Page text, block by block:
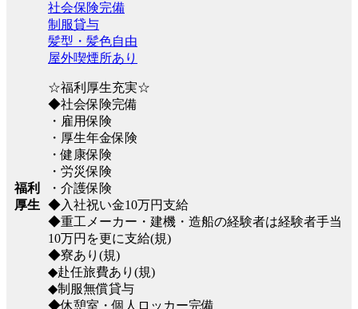
福利
厚生
社会保険完備
制服貸与
髪型・髪色自由
屋外喫煙所あり
☆福利厚生充実☆
◆社会保険完備
・雇用保険
・厚生年金保険
・健康保険
・労災保険
・介護保険
◆入社祝い金10万円支給
◆重工メーカー・建機・造船の経験者は経験者手当
10万円を更に支給(規)
◆寮あり(規)
◆赴任旅費あり(規)
◆制服無償貸与
◆休憩室・個人ロッカー完備